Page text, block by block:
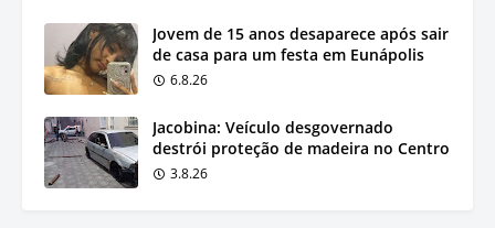
Jovem de 15 anos desaparece após sair
de casa para um festa em Eunápolis
6.8.26
Jacobina: Veículo desgovernado
destrói proteção de madeira no Centro
3.8.26